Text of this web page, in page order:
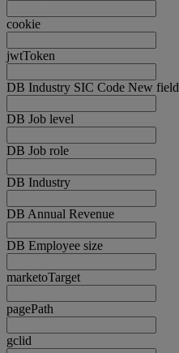
cookie
jwtToken
DB Industry SIC Code New field
DB Job level
DB Job role
DB Industry
DB Annual Revenue
DB Employee size
marketoTarget
pagePath
gclid